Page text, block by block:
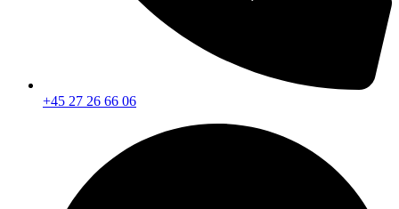
+45 27 26 66 06